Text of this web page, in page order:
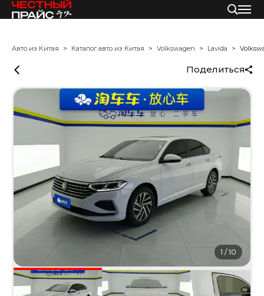
Авто из Китая Каталог авто из Китая Volkswagen Lavida
Поделиться
1 /10